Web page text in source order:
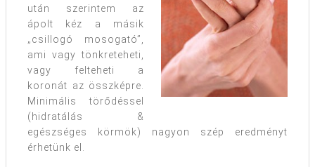
után szerintem az
ápolt kéz a másik
„csillogó mosogató”,
ami vagy tönkreteheti,
vagy felteheti a
koronát az összképre.
Minimális törődéssel
(hidratálás &
egészséges körmök) nagyon szép eredményt
érhetünk el.